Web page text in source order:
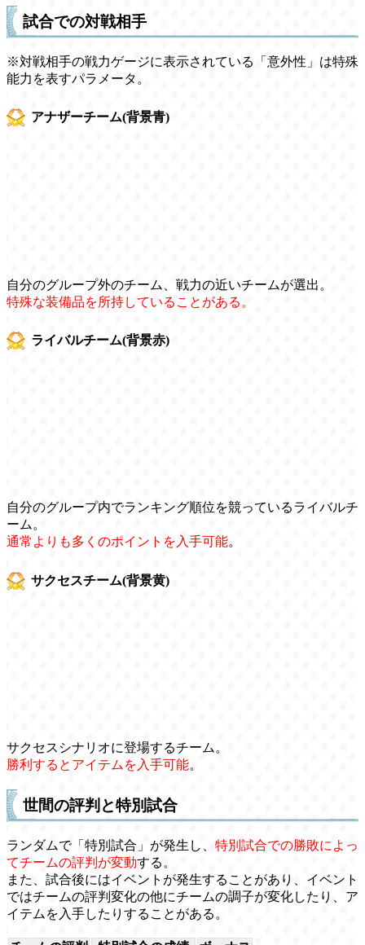
試合での対戦相手
※対戦相手の戦力ゲージに表示されている「意外性」は特殊
能力を表すパラメータ。
アナザーチーム(背景青)
自分のグループ外のチーム、戦力の近いチームが選出。
特殊な装備品を所持していることがある。
ライバルチーム(背景赤)
自分のグループ内でランキング順位を競っているライバルチ
ーム。
通常よりも多くのポイントを入手可能。
サクセスチーム(背景黄)
サクセスシナリオに登場するチーム。
勝利するとアイテムを入手可能。
世間の評判と特別試合
ランダムで「特別試合」が発生し、 特別試合での勝敗によっ
てチームの評判が変動する。
また、試合後にはイベントが発生することがあり、イベント
ではチームの評判変化の他にチームの調子が変化したり、ア
イテムを入手したりすることがある。